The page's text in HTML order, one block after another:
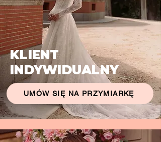
KLIENT
INDYWIDUALNY
UMÓW SIĘ NA PRZYMIARKĘ